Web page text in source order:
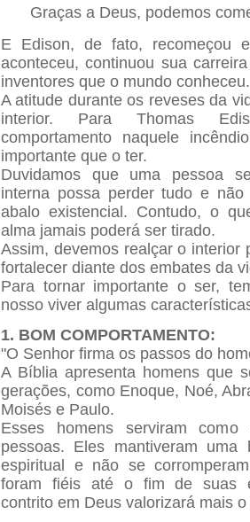
Graças a Deus, podemos
E Edison, de fato, recomeçou
aconteceu, continuou sua
inventores que o mundo conheceu.
A atitude durante os reveses da
interior. Para Thomas
comportamento naquele
importante que o ter.
Duvidamos que uma pessoa
interna possa perder tudo e
abalo existencial. Contudo, o
alma jamais poderá ser tirado.
Assim, devemos realçar o interior
fortalecer diante dos embates da
Para tornar importante o ser,
nosso viver algumas
1. BOM COMPORTAMENTO:
"O Senhor firma os passos do
A Bíblia apresenta homens que
gerações, como Enoque, Noé,
Moisés e Paulo.
Esses homens serviram como
pessoas. Eles mantiveram uma
espiritual e não se
foram fiéis até o fim de suas
contrito em Deus valorizará mais o